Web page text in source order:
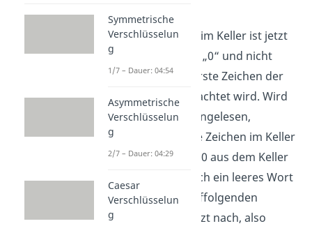
Das erste Zeichen im Keller ist jetzt
trotzdem nur eine „0“ und nicht
„00“, da nur das erste Zeichen der
Zeichenfolge betrachtet wird. Wird
hingegen eine 1 eingelesen,
während das erste Zeichen im Keller
eine 0 ist, wird die 0 aus dem Keller
gelöscht, also durch ein leeres Wort
ersetzt. Alle darauffolgenden
Zeichen rücken jetzt nach, also
Symmetrische
Verschlüsselun
g
1/7 – Dauer: 04:54
Asymmetrische
Verschlüsselun
g
2/7 – Dauer: 04:29
Caesar
Verschlüsselun
g